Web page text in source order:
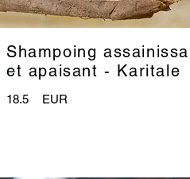
Shampoing
et apaisant - Karitale
_
18.5 EUR